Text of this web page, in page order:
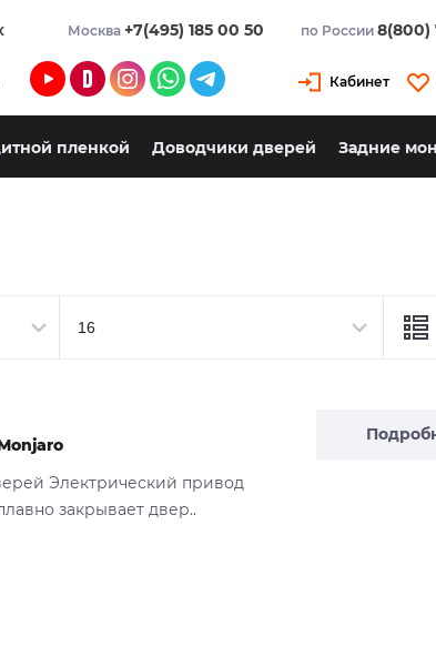
Москва +7(495) 185 00 50 по России 8(800)
Кабинет
пленкой Доводчики дверей Задние
Электрический привод
закрывает двер..